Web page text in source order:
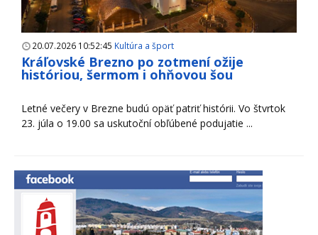
20.07.2026 10:52:45 Kultúra a šport
Kráľovské Brezno po zotmení ožije
históriou, šermom i ohňovou šou
Letné večery v Brezne budú opäť patriť histórii. Vo štvrtok
23. júla o 19.00 sa uskutoční obľúbené podujatie ...